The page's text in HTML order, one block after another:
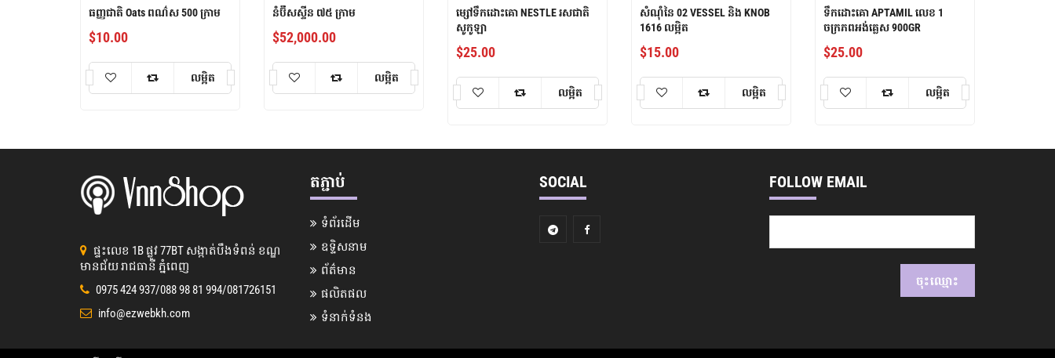
ធញ្ញជាតិ Oats ពណ៌ស 500 ក្រាម
$10.00
លម្អិត
នំប៊ីសស្ទីន ៧៥ ក្រាម
$52,000.00
លម្អិត
ម្សៅទឹកដោះគោ NESTLE រសជាតិ
សូកូឡា
$25.00
លម្អិត
សំណុំនៃ 02 VESSEL និង KNOB
1616 លម្អិត
$15.00
លម្អិត
ទឹកដោះគោ APTAMIL លេខ 1
ចក្រភពអង់គ្លេស 900GR
$25.00
លម្អិត
ផ្ទះលេខ 1B ផ្លូវ 77BT​ សង្កាត់បឹងទំពន់ ខណ្ឌ
មានជ័យ រាជធានី ភ្នំពេញ
0975 424 937/088 98 81 994/081726151
info@ezwebkh.com
តភ្ជាប់
ទំព័រដើម
ឧទ្ទិសនាម
ព័ត៌មាន
ផលិតផល
ទំនាក់ទំនង
SOCIAL FOLLOW EMAIL
ចុះឈ្មោះ